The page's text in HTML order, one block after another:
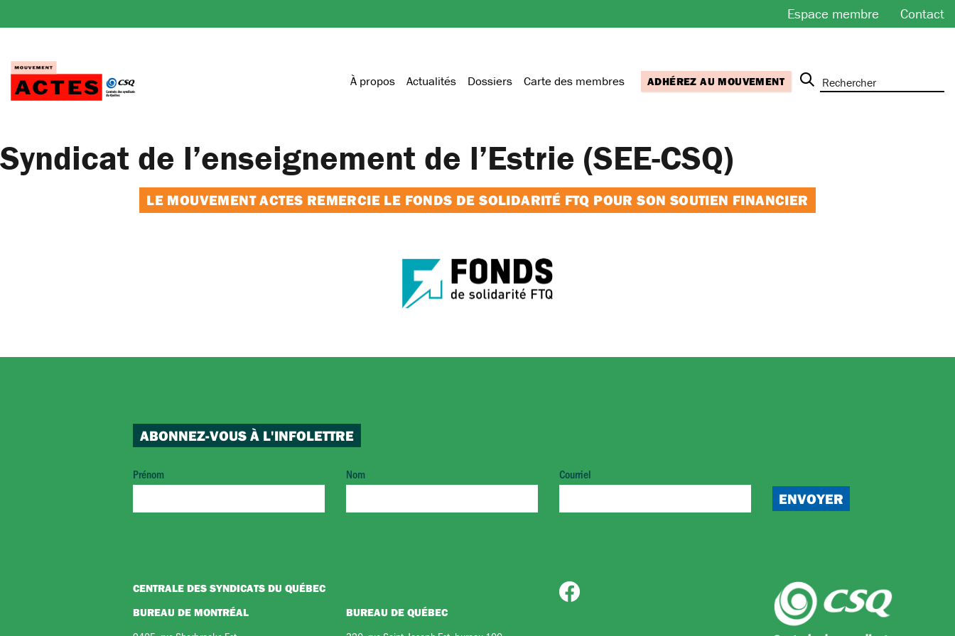
au
Espace membre Contact
À propos Actualités Dossiers Carte des membres ADHÉREZ AU MOUVEMENT
Syndicat de l’enseignement de l’Estrie (SEE-CSQ)
LE MOUVEMENT ACTES REMERCIE LE FONDS DE SOLIDARITÉ FTQ POUR SON SOUTIEN FINANCIER
ABONNEZ-VOUS À L'INFOLETTRE
Prénom Nom Courriel
CENTRALE DES SYNDICATS DU QUÉBEC
BUREAU DE MONTRÉAL
BUREAU DE QUÉBEC